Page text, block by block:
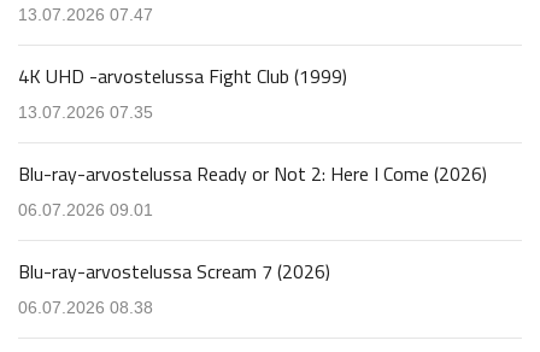
13.07.2026 07.47
4K UHD -arvostelussa Fight Club (1999)
13.07.2026 07.35
Blu-ray-arvostelussa Ready or Not 2: Here I Come (2026)
06.07.2026 09.01
Blu-ray-arvostelussa Scream 7 (2026)
06.07.2026 08.38